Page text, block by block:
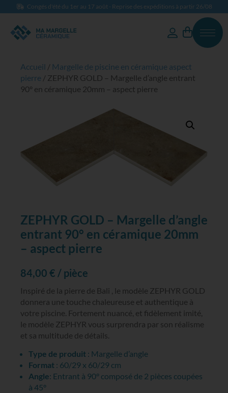
Congés d'été du 1er au 17 août - Reprise des expéditions à partir 26/08
Accueil / Margelle de piscine en céramique aspect
pierre / ZEPHYR GOLD – Margelle d’angle entrant
90° en céramique 20mm – aspect pierre
ZEPHYR GOLD – Margelle d’angle
entrant 90° en céramique 20mm
– aspect pierre
84,00 € / pièce
Inspiré de la pierre de Bali , le modèle ZEPHYR GOLD
donnera une touche chaleureuse et authentique à
votre piscine. Fortement nuancé, et fidèlement imité,
le modèle ZEPHYR vous surprendra par son réalisme
et sa multitude de détails.
Type de produit : Margelle d’angle
Format : 60/29 x 60/29 cm
Angle: Entrant à 90° composé de 2 pièces coupées
à 45°